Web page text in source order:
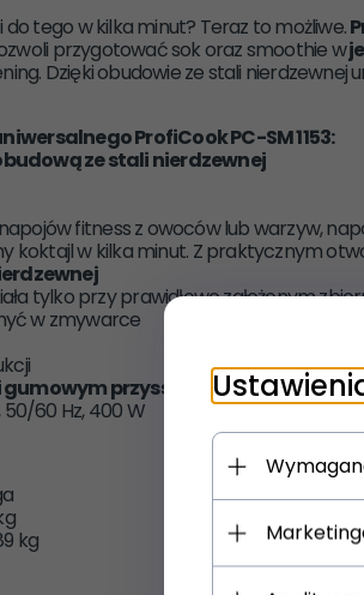
tego w kilka minut? Teraz to możliwe.
przygotować sok oraz smoothie w
Dzięki obudowie ze stali nierdzewnej
ProfiCook PC-SM 1153:
ze stali nierdzewnej
fitness z owoców lub warzyw,
koktajl w kilka minut. Z praktycznym
tylko przy prawidłowo założonym
w zmywarce
przyssawkom
50/60 Hz, 400 W
kg